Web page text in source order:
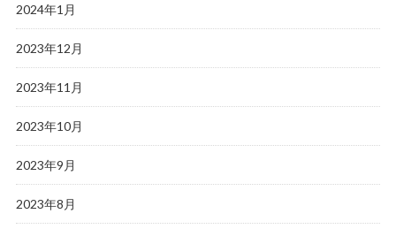
2024年1月
2023年12月
2023年11月
2023年10月
2023年9月
2023年8月